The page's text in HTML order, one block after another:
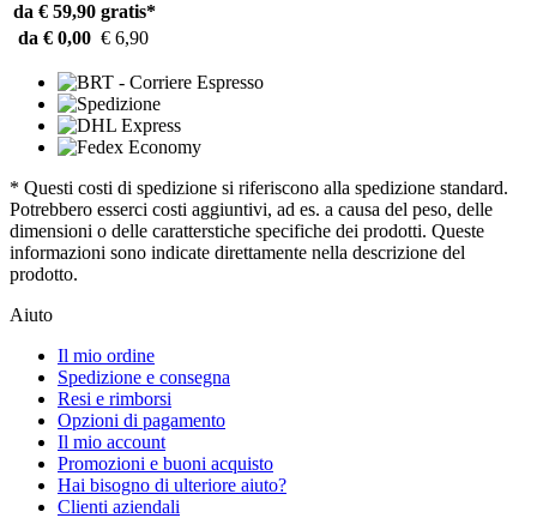
da € 59,90 gratis*
da € 0,00 € 6,90
* Questi costi di spedizione si riferiscono alla spedizione standard.
Potrebbero esserci costi aggiuntivi, ad es. a causa del peso, delle
dimensioni o delle caratterstiche specifiche dei prodotti. Queste
informazioni sono indicate direttamente nella descrizione del
prodotto.
Aiuto
Il mio ordine
Spedizione e consegna
Resi e rimborsi
Opzioni di pagamento
Il mio account
Promozioni e buoni acquisto
Hai bisogno di ulteriore aiuto?
Clienti aziendali